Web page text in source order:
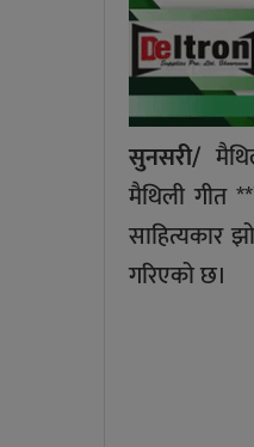
सुनसरी/
मैथिली गीत
साहित्यकार
गरिएको छ।